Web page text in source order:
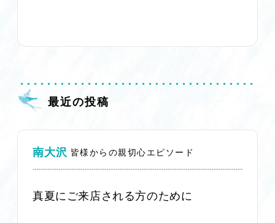
最近の投稿
南大沢 皆様からの親切心エピソード
真夏にご来店される方のために